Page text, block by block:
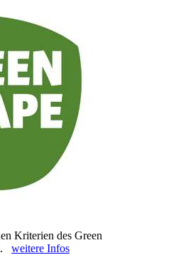
Kriterien des Green
weitere Infos